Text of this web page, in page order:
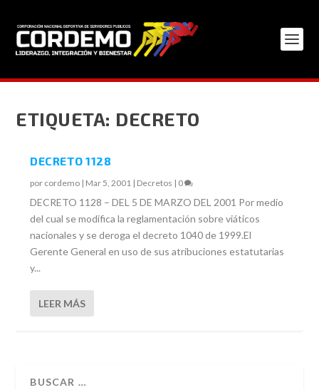
ETIQUETA: DECRETO
DECRETO 1128
por cordemo | Mar 5, 2001 | Decretos | 0
DECRETO 1128 – DEL 5 DE MARZO DEL 2001 Por medio
del cual se modifica la reglamentación sobre viáticos
nacionales y se deroga el decreto 1040 de 1999.El
Gerente General en uso de sus atribuciones estatutarias
y...
LEER MÁS